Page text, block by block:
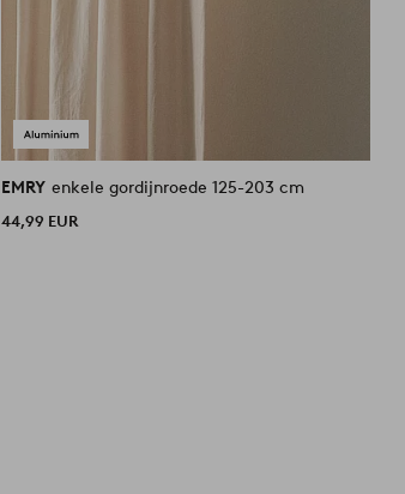
EMRY enkele gordijnroede 125-203 cm
44,99 EUR